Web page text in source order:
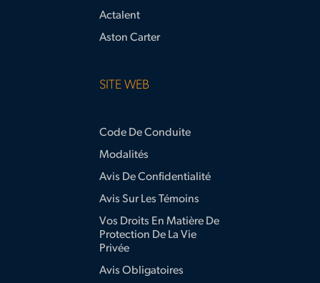
Actalent
Aston Carter
SITE WEB
Code De Conduite
Modalités
Avis De Confidentialité
Avis Sur Les Témoins
Vos Droits En Matière De
Protection De La Vie
Privée
Avis Obligatoires